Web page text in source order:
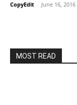
CopyEdit - June 16, 2016
MOST READ